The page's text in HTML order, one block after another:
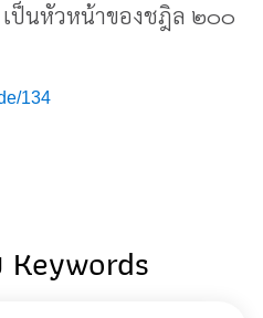
ป็นหัวหน้าของชฎิล ๒๐๐
134